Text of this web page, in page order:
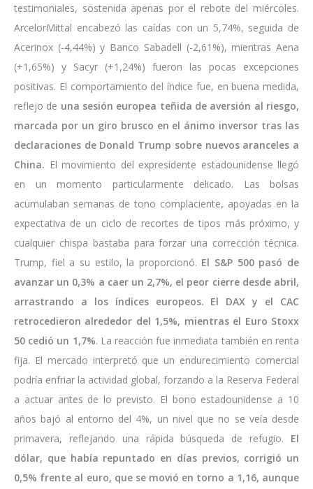
testimoniales, sostenida apenas por el rebote del miércoles.
ArcelorMittal encabezó las caídas con un 5,74%, seguida de
Acerinox (-4,44%) y Banco Sabadell (-2,61%), mientras Aena
(+1,65%) y Sacyr (+1,24%) fueron las pocas excepciones
positivas. El comportamiento del índice fue, en buena medida,
reflejo de una sesión europea teñida de aversión al riesgo,
marcada por un giro brusco en el ánimo inversor tras las
declaraciones de Donald Trump sobre nuevos aranceles a
China. El movimiento del expresidente estadounidense llegó
en un momento particularmente delicado. Las bolsas
acumulaban semanas de tono complaciente, apoyadas en la
expectativa de un ciclo de recortes de tipos más próximo, y
cualquier chispa bastaba para forzar una corrección técnica.
Trump, fiel a su estilo, la proporcionó. El S&P 500 pasó de
avanzar un 0,3% a caer un 2,7%, el peor cierre desde abril,
arrastrando a los índices europeos. El DAX y el CAC
retrocedieron alrededor del 1,5%, mientras el Euro Stoxx
50 cedió un 1,7%. La reacción fue inmediata también en renta
fija. El mercado interpretó que un endurecimiento comercial
podría enfriar la actividad global, forzando a la Reserva Federal
a actuar antes de lo previsto. El bono estadounidense a 10
años bajó al entorno del 4%, un nivel que no se veía desde
primavera, reflejando una rápida búsqueda de refugio.
El
dólar, que había repuntado en días previos, corrigió un
0,5% frente al euro, que se movió en torno a 1,16, aunque